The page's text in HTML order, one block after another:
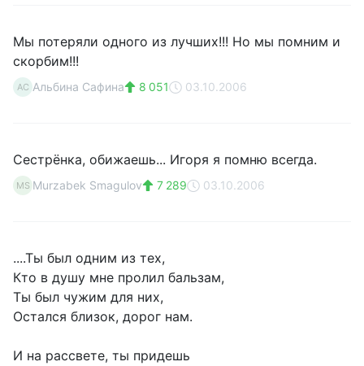
Мы потеряли одного из лучших!!! Но мы помним и
скорбим!!!
АС Альбина Сафина 8 051 03.10.2006
Сестрёнка, обижаешь... Игоря я помню всегда.
MS Murzabek Smagulov 7 289 03.10.2006
....Ты был одним из тех,
Кто в душу мне пролил бальзам,
Ты был чужим для них,
Остался близок, дорог нам.
И на рассвете, ты придешь